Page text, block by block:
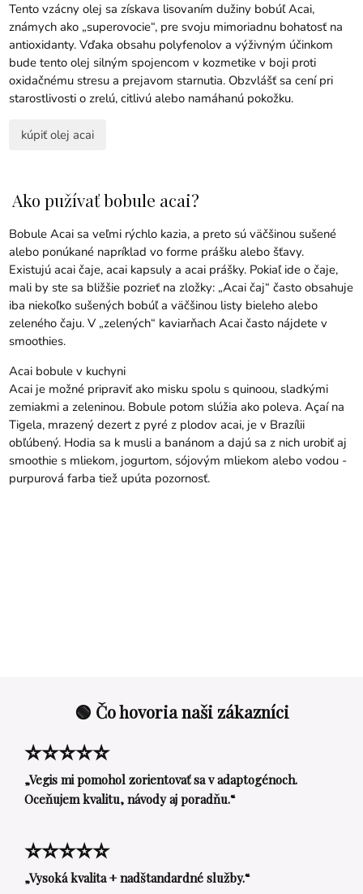
Tento vzácny olej sa získava lisovaním dužiny bobúľ Acai,
známych ako „superovocie“, pre svoju mimoriadnu bohatosť na
antioxidanty. Vďaka obsahu polyfenolov a výživným účinkom
bude tento olej silným spojencom v kozmetike v boji proti
oxidačnému stresu a prejavom starnutia. Obzvlášť sa cení pri
starostlivosti o zrelú, citlivú alebo namáhanú pokožku.
kúpiť olej acai
Ako pužívať bobule acai?
Bobule Acai sa veľmi rýchlo kazia, a preto sú väčšinou sušené
alebo ponúkané napríklad vo forme prášku alebo šťavy.
Existujú acai čaje, acai kapsuly a acai prášky. Pokiaľ ide o čaje,
mali by ste sa bližšie pozrieť na zložky: „Acai čaj“ často obsahuje
iba niekoľko sušených bobúľ a väčšinou listy bieleho alebo
zeleného čaju. V „zelených“ kaviarňach Acai často nájdete v
smoothies.
Acai bobule v kuchyni
Acai je možné pripraviť ako misku spolu s quinoou, sladkými
zemiakmi a zeleninou. Bobule potom slúžia ako poleva. Açaí na
Tigela, mrazený dezert z pyré z plodov acai, je v Brazílii
obľúbený. Hodia sa k musli a banánom a dajú sa z nich urobiť aj
smoothie s mliekom, jogurtom, sójovým mliekom alebo vodou -
purpurová farba tiež upúta pozornosť.
🟢 Čo hovoria naši zákazníci
⭐⭐⭐⭐⭐
„Vegis mi pomohol zorientovať sa v adaptogénoch.
Oceňujem kvalitu, návody aj poradňu.“
⭐⭐⭐⭐⭐
„Vysoká kvalita + nadštandardné služby.“